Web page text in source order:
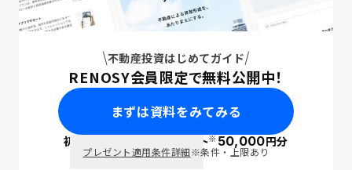
不動産投資はじめてガイド
RENOSY会員限定で無料公開中！
まずは資料をみてみる
初回面談で ポイント※50,000円分
プレゼント適用条件詳細※条件・上限あり